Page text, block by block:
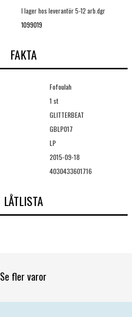
I lager hos leverantör 5-12 arb.dgr
1099019
FAKTA
Fofoulah
1 st
GLITTERBEAT
GBLP017
LP
2015-09-18
4030433601716
LÅTLISTA
Se fler varor